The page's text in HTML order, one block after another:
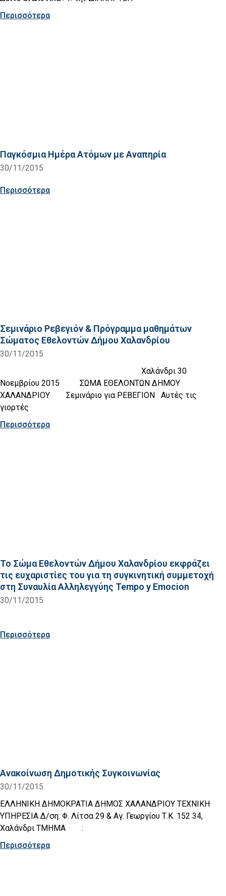
Περισσότερα
Παγκόσμια Ημέρα Ατόμων με Αναπηρία
30/11/2015
Περισσότερα
Σεμινάριο Ρεβεγιόν & Πρόγραμμα μαθημάτων
Σώματος Εθελοντών Δήμου Χαλανδρίου
30/11/2015
Χαλάνδρι 30
Νοεμβρίου 2015 ΣΩΜΑ ΕΘΕΛΟΝΤΩΝ ΔΗΜΟΥ
ΧΑΛΑΝΔΡΙΟΥ Σεμινάριο για ΡΕΒΕΓΙΟΝ Αυτές τις
γιορτές
Περισσότερα
Το Σώμα Εθελοντών Δήμου Χαλανδρίου εκφράζει
τις ευχαριστίες του για τη συγκινητική συμμετοχή
στη Συναυλία Αλληλεγγύης Tempo y Emocion
30/11/2015
Περισσότερα
Ανακοίνωση Δημοτικής Συγκοινωνίας
30/11/2015
ΕΛΛΗΝΙΚΗ ΔΗΜΟΚΡΑΤΙΑ ΔΗΜΟΣ ΧΑΛΑΝΔΡΙΟΥ ΤΕΧΝΙΚΗ
ΥΠΗΡΕΣΙΑ Δ/ση: Φ. Λίτσα 29 & Αγ. Γεωργίου Τ.Κ. 152 34,
Χαλάνδρι ΤΜΗΜΑ :
Περισσότερα